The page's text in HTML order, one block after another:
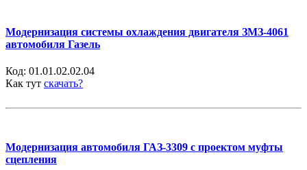
Модернизация системы охлаждения двигателя ЗМЗ-4061
автомобиля Газель
Код: 01.01.02.02.04
Как тут скачать?
Модернизация автомобиля ГАЗ-3309 с проектом муфты
сцепления